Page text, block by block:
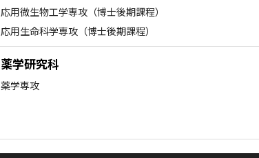
応用微生物工学専攻（博士後期課程）
応用生命科学専攻（博士後期課程）
薬学研究科
薬学専攻